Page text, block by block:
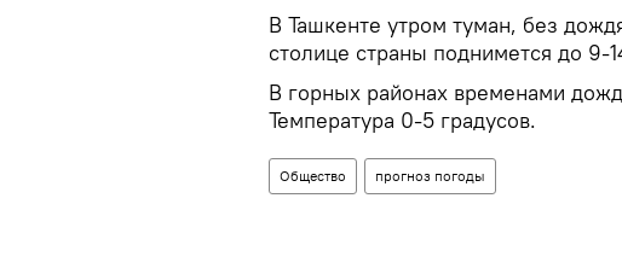
В Ташкенте утром туман, без
столице страны поднимется до 9-
В горных районах временами
Температура 0-5 градусов.
Общество прогноз погоды